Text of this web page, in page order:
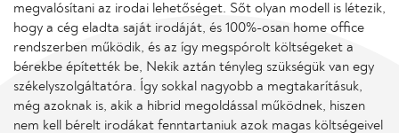
megvalósítani az irodai lehetőséget. Sőt olyan modell is létezik,
hogy a cég eladta saját irodáját, és 100%-osan home office
rendszerben működik, és az így megspórolt költségeket a
bérekbe építették be, Nekik aztán tényleg szükségük van egy
székelyszolgáltatóra. Így sokkal nagyobb a megtakarításuk,
még azoknak is, akik a hibrid megoldással működnek, hiszen
nem kell bérelt irodákat fenntartaniuk azok magas költségeivel